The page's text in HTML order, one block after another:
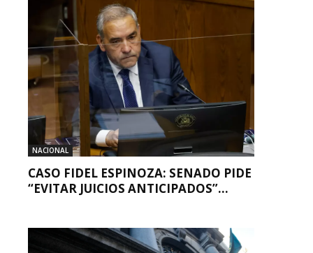
NACIONAL
CASO FIDEL ESPINOZA: SENADO PIDE
“EVITAR JUICIOS ANTICIPADOS”...